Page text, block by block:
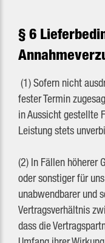
§ 6
(1) Sofern nicht
fester Termin
in Aussicht gestellte
Leistung stets
(2) In Fällen höherer
oder sonstiger für
unabwendbarer und
Vertragsverhältnis
dass die